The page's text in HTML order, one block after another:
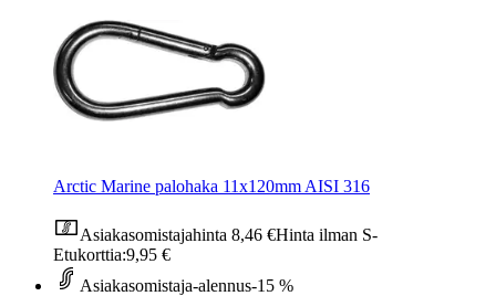
Arctic Marine palohaka 11x120mm AISI 316
Asiakasomistajahinta 8,46 €Hinta ilman S-
Etukorttia:9,95 €
Asiakasomistaja-alennus-15 %